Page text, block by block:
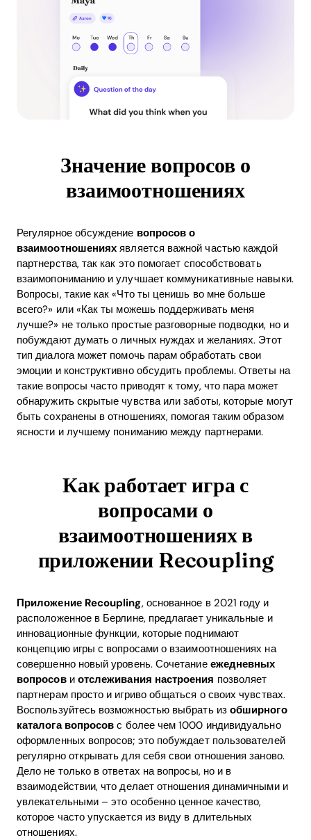
Значение вопросов о
взаимоотношениях
Регулярное обсуждение вопросов о
взаимоотношениях является важной частью каждой
партнерства, так как это помогает способствовать
взаимопониманию и улучшает коммуникативные навыки.
Вопросы, такие как «Что ты ценишь во мне больше
всего?» или «Как ты можешь поддерживать меня
лучше?» не только простые разговорные подводки, но и
побуждают думать о личных нуждах и желаниях. Этот
тип диалога может помочь парам обработать свои
эмоции и конструктивно обсудить проблемы. Ответы на
такие вопросы часто приводят к тому, что пара может
обнаружить скрытые чувства или заботы, которые могут
быть сохранены в отношениях, помогая таким образом
ясности и лучшему пониманию между партнерами.
Как работает игра с
вопросами о
взаимоотношениях в
приложении Recoupling
Приложение Recoupling, основанное в 2021 году и
расположенное в Берлине, предлагает уникальные и
инновационные функции, которые поднимают
концепцию игры с вопросами о взаимоотношениях на
совершенно новый уровень. Сочетание ежедневных
вопросови отслеживания настроения позволяет
партнерам просто и игриво общаться о своих чувствах.
Воспользуйтесь возможностью выбрать из обширного
каталога вопросов с более чем 1000 индивидуально
оформленных вопросов; это побуждает пользователей
регулярно открывать для себя свои отношения заново.
Дело не только в ответах на вопросы, но и в
взаимодействии, что делает отношения динамичными и
увлекательными – это особенно ценное качество,
которое часто упускается из виду в длительных
отношениях.